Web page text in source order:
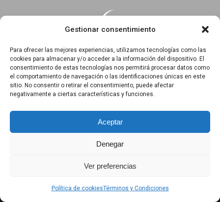
Gestionar consentimiento
Para ofrecer las mejores experiencias, utilizamos tecnologías como las
cookies para almacenar y/o acceder a la información del dispositivo. El
consentimiento de estas tecnologías nos permitirá procesar datos como
el comportamiento de navegación o las identificaciones únicas en este
sitio. No consentir o retirar el consentimiento, puede afectar
negativamente a ciertas características y funciones.
Aceptar
Denegar
Ver preferencias
Política de cookiesTérminos y Condiciones
Essentia · Espacio Terapéutico y Escuela de Yoga
C/Arrabal 25, 1°A y 1ºB 39003
Santander, Cantabria
618 836 285||618 836 218
|Aviso Legal|